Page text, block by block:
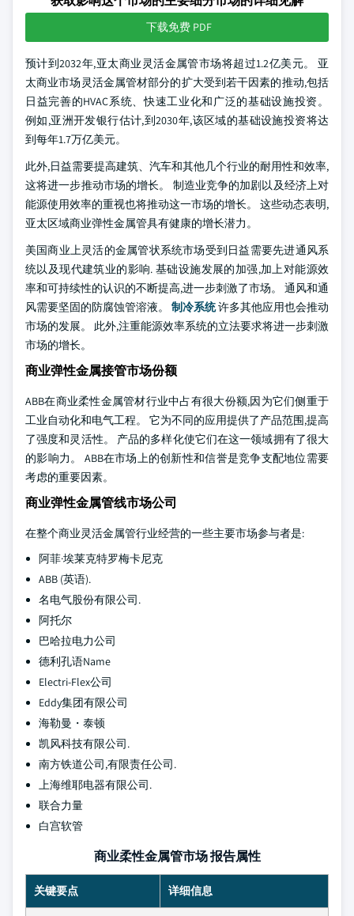
下载免费 PDF
预计到2032年,亚太商业灵活金属管市场将超过1.2亿美元。 亚
太商业市场灵活金属管材部分的扩大受到若干因素的推动,包括
日益完善的HVAC系统、快速工业化和广泛的基础设施投资。
例如,亚洲开发银行估计,到2030年,该区域的基础设施投资将达
到每年1.7万亿美元。
此外,日益需要提高建筑、汽车和其他几个行业的耐用性和效率,
这将进一步推动市场的增长。 制造业竞争的加剧以及经济上对
能源使用效率的重视也将推动这一市场的增长。 这些动态表明,
亚太区域商业弹性金属管具有健康的增长潜力。
美国商业上灵活的金属管状系统市场受到日益需要先进通风系
统以及现代建筑业的影响. 基础设施发展的加强,加上对能源效
率和可持续性的认识的不断提高,进一步刺激了市场。 通风和通
风需要坚固的防腐蚀管溶液。 制冷系统许多其他应用也会推动
市场的发展。 此外,注重能源效率系统的立法要求将进一步刺激
市场的增长。
商业弹性金属接管市场份额
ABB在商业柔性金属管材行业中占有很大份额,因为它们侧重于
工业自动化和电气工程。 它为不同的应用提供了产品范围,提高
了强度和灵活性。 产品的多样化使它们在这一领域拥有了很大
的影响力。 ABB在市场上的创新性和信誉是竞争支配地位需要
考虑的重要因素。
商业弹性金属管线市场公司
在整个商业灵活金属管行业经营的一些主要市场参与者是:
阿菲·埃莱克特罗梅卡尼克
ABB (英语).
名电气股份有限公司.
阿托尔
巴哈拉电力公司
德利孔语Name
Electri-Flex公司
Eddy集团有限公司
海勒曼・泰顿
凯风科技有限公司.
南方铁道公司,有限责任公司.
上海维耶电器有限公司.
联合力量
白宫软管
商业柔性金属管市场 报告属性
关键要点 详细信息